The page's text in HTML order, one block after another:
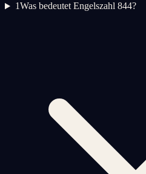
1Was bedeutet Engelszahl 844?